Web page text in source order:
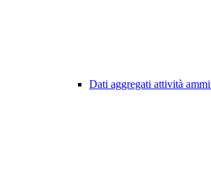
Dati aggregati attività